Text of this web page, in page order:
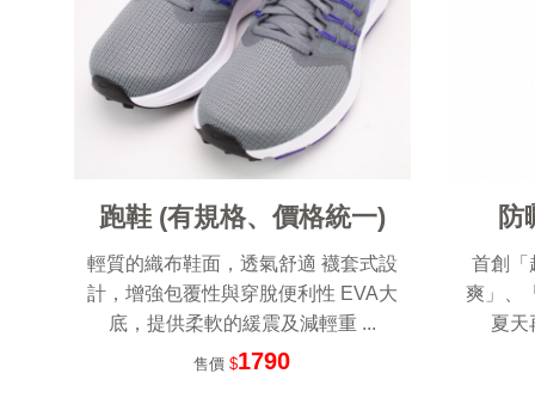
跑鞋 (有規格、價格統一)
輕質的織布鞋面，透氣舒適 襪套式設
計，增強包覆性與穿脫便利性 EVA大
底，提供柔軟的緩震及減輕重 ...
售價$1790
防
首創「
爽」、
夏天